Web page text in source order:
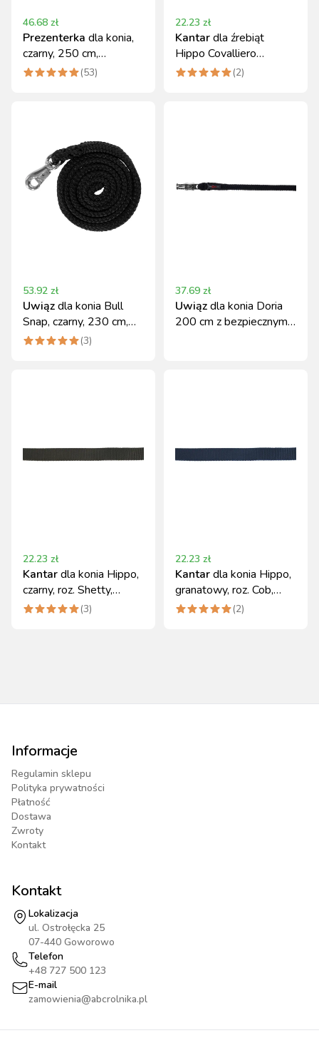
46.68 zł
Prezenterka dla konia,
czarny, 250 cm,
Covalliero
(53)
22.23 zł
Kantardla źrebiąt
Hippo Covalliero
granatowy Foal
(2)
53.92 zł
Uwiązdla konia Bull
Snap, czarny, 230 cm,
Kerbl
(3)
37.69 zł
Uwiązdla konia Doria
200 cm z bezpiecznym
22.23 zł
Kantardla konia Hippo,
czarny, roz. Shetty,
Covalliero
(3)
22.23 zł
Kantardla konia Hippo,
granatowy, roz. Cob,
Covalliero
(2)
Informacje
Regulamin sklepu
Polityka prywatności
Płatność
Dostawa
Zwroty
Kontakt
Kontakt
Lokalizacja
ul. Ostrołęcka 25
07-440 Goworowo
Telefon
+48 727 500 123
E-mail
zamowienia@abcrolnika.pl